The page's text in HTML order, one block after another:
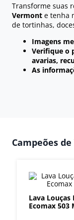
Transforme suas
Vermont e tenha
de tortinhas,
Imagens
Verifique o
avarias,
As
Campeões
Lava
Ecomax 503